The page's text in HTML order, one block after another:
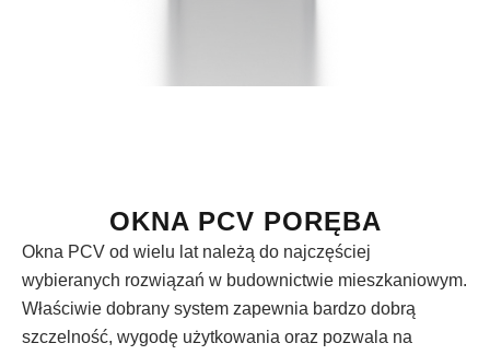
OKNA PCV PORĘBA
Okna PCV od wielu lat należą do najczęściej
wybieranych rozwiązań w budownictwie mieszkaniowym.
Właściwie dobrany system zapewnia bardzo dobrą
szczelność, wygodę użytkowania oraz pozwala na